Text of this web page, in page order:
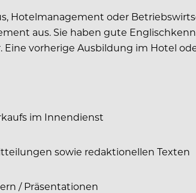
Hotelmanagement oder
aus. Sie haben gute
Eine vorherige Ausbildung im Hotel
im Innendienst
sowie redaktionellen Texten
/ Präsentationen